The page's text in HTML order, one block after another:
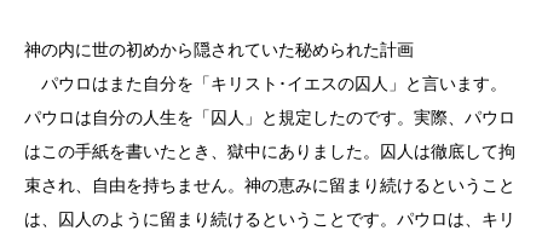
神の内に世の初めから隠されていた秘められた計画
パウロはまた自分を「キリスト･イエスの囚人」と言います。
パウロは自分の人生を「囚人」と規定したのです。実際、パウロ
はこの手紙を書いたとき、獄中にありました。囚人は徹底して拘
束され、自由を持ちません。神の恵みに留まり続けるということ
は、囚人のように留まり続けるということです。パウロは、キリ